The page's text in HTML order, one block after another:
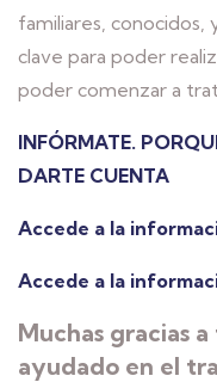
familiares, conocidos,
clave para poder
poder comenzar a
INFÓRMATE.
DARTE CUENTA
Accede a la
Accede a la
Muchas gracias
ayudado en el